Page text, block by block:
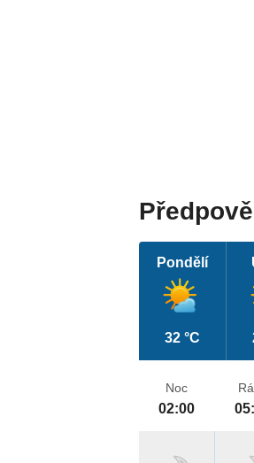
Pondělí
32 °C
Noc
02:00